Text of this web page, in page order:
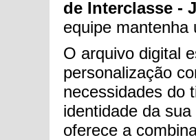
de Interclasse -
equipe
O arquivo digital
personalização
necessidades do
identidade da
oferece a